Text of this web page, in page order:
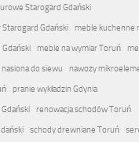
Starogard Gdański
Gdański
meble kuchenne
meble na wymiar Toruń
nasiona do siewu nawozy
pranie wykładzin Gdynia
renowacja schodów Toruń
schody drewniane Toruń